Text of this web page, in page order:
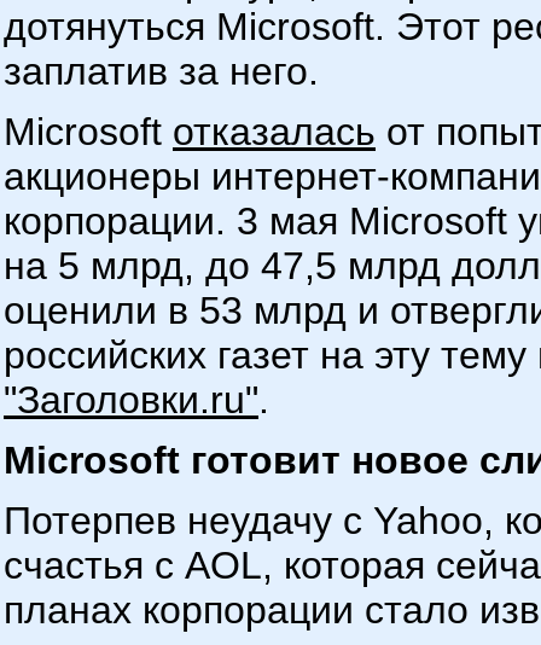
дотянуться Microsoft. Этот
заплатив за него.
Microsoft отказалась от
акционеры интернет-
корпорации. 3 мая Microsoft
на 5 млрд, до 47,5 млрд
оценили в 53 млрд и
российских газет на эту
"Заголовки.ru".
Microsoft готовит новое
Потерпев неудачу с Yahoo,
счастья с AOL, которая
планах корпорации стало